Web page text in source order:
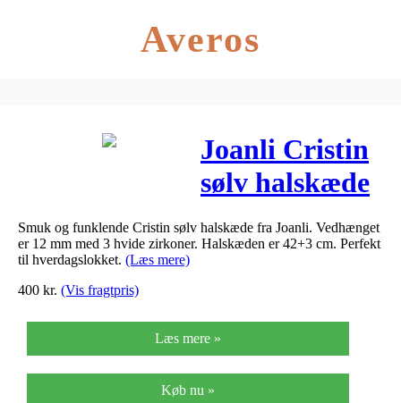
Averos
Joanli Cristin
sølv halskæde
med 3
zirkoner
42+3 cm kæde
Smuk og funklende Cristin sølv halskæde fra Joanli. Vedhænget
er 12 mm med 3 hvide zirkoner. Halskæden er 42+3 cm. Perfekt
til hverdagslokket. (Læs mere)
400 kr. (Vis fragtpris)
Læs mere »
Køb nu »